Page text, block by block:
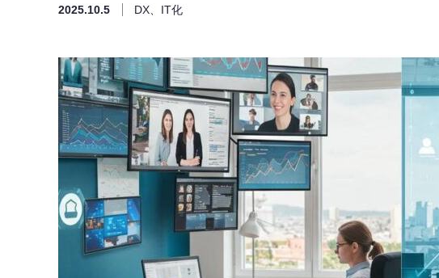
2025.10.5 DX、IT化